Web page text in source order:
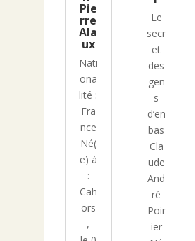
Pie
rre
Ala
ux
Nati
ona
lité :
Fra
nce
Né(
e) à
:
Cah
ors
,
Le
secr
et
des
gen
s
d’en
bas
Cla
ude
And
ré
Poir
ier